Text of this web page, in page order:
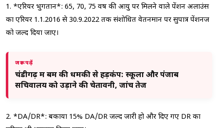
1. *एरियर भुगतान*: 65, 70, 75 वर्ष की आयु पर मिलने वाले पेंशन अलाउंस
का एरियर 1.1.2016 से 30.9.2022 तक संशोधित वेतनमान पर सुपात्र पेंशनर्ज
को जल्द दिया जाए।
जरूर पढ़ें
चंडीगढ़ में बम की धमकी से हड़कंप: स्कूलों और पंजाब
सचिवालय को उड़ाने की चेतावनी, जांच तेज
2. *DA/DR*: बकाया 15% DA/DR जल्द जारी हो और दिए गए DR का